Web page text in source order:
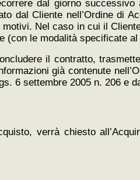
dal giorno
dal Cliente nell’Ordine di
Nel caso in cui il
(con le modalità specificate
il contratto,
già contenute
6 settembre 2005 n. 206 e
verrà chiesto